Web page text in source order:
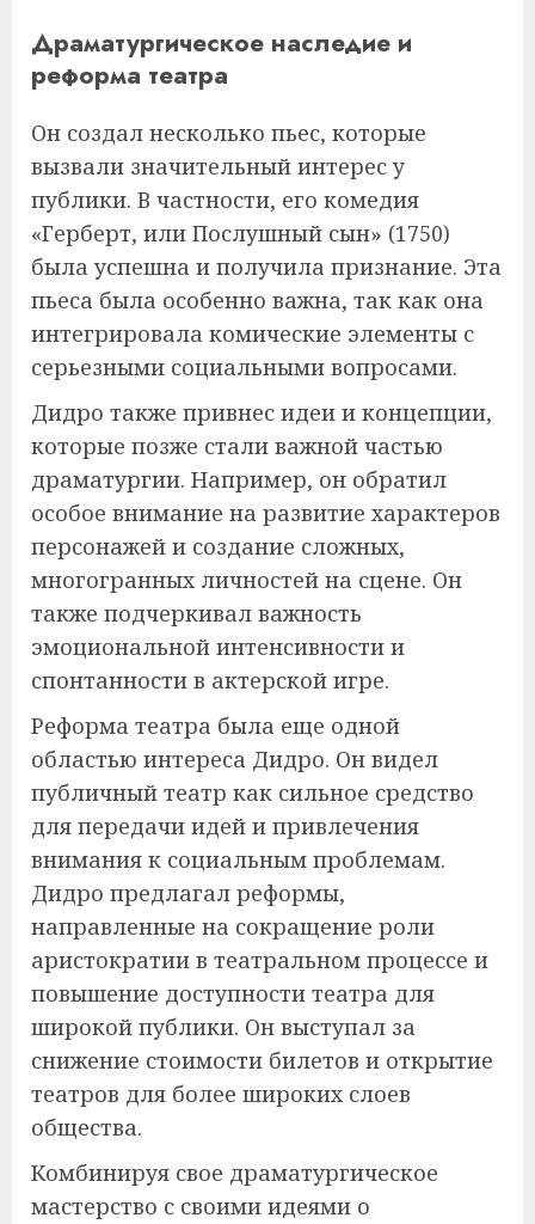
Драматургическое наследие и
реформа театра
Он создал несколько пьес, которые
вызвали значительный интерес у
публики. В частности, его комедия
«Герберт, или Послушный сын» (1750)
была успешна и получила признание. Эта
пьеса была особенно важна, так как она
интегрировала комические элементы с
серьезными социальными вопросами.
Дидро также привнес идеи и концепции,
которые позже стали важной частью
драматургии. Например, он обратил
особое внимание на развитие характеров
персонажей и создание сложных,
многогранных личностей на сцене. Он
также подчеркивал важность
эмоциональной интенсивности и
спонтанности в актерской игре.
Реформа театра была еще одной
областью интереса Дидро. Он видел
публичный театр как сильное средство
для передачи идей и привлечения
внимания к социальным проблемам.
Дидро предлагал реформы,
направленные на сокращение роли
аристократии в театральном процессе и
повышение доступности театра для
широкой публики. Он выступал за
снижение стоимости билетов и открытие
театров для более широких слоев
общества.
Комбинируя свое драматургическое
мастерство с своими идеями о